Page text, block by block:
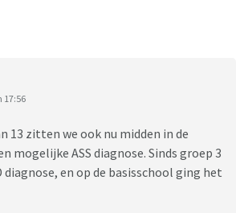
17:56
13 zitten we ook nu midden in de
mogelijke ASS diagnose. Sinds groep 3
diagnose, en op de basisschool ging het